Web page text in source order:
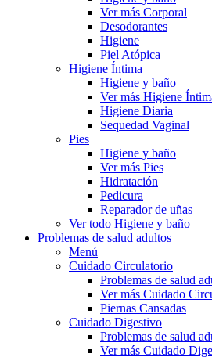
Ver más Corporal
Desodorantes
Higiene
Piel Atópica
Higiene Íntima
Higiene y baño
Ver más Higiene
Higiene Diaria
Sequedad Vaginal
Pies
Higiene y baño
Ver más Pies
Hidratación
Pedicura
Reparador de uñas
Ver todo Higiene y baño
Problemas de salud adultos
Menú
Cuidado Circulatorio
Problemas de salud
Ver más Cuidado
Piernas Cansadas
Cuidado Digestivo
Problemas de salud
Ver más Cuidado